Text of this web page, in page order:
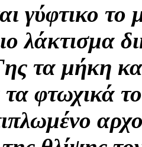
γύφτικο το
λάκτισμα
τα μήκη
φτωχικά